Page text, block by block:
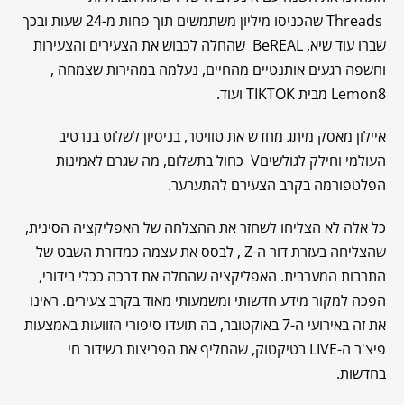
Threads שהכניסו מיליון משתמשים תוך פחות מ-24 שעות ובכך
שברו עוד שיא, BeREAL שהחלה לכבוש את הצעירים והצעירות
וחשפה רגעים אותנטיים מהחיים, נעלמה במהירות שצמחה ,
Lemon8 מבית TIKTOK ועוד.
איילון מאסק מיתג מחדש את טוויטר, בניסיון לשלוט בנרטיב
העולמי וחילק לגולשיםV כחול בתשלום, מה שגרם לאמינות
הפלטפורמה בקרב הצעירם להתערער.
כל אלה לא הצליחו לשחזר את ההצלחה של האפליקציה הסינית,
שהצליחה בעזרת דור ה-Z , לבסס את עצמה כמדורת השבט של
התרבות המערבית. האפליקציה שהחלה את דרכה ככלי בידורי,
הפכה למקור מידע חדשותי ומשמעותי מאוד בקרב צעירים. ראינו
את זה באירועי ה-7 באוקטובר, בה תועדו סיפורי הזוועות באמצעות
פיצ'ר ה-LIVE בטיקטוק, שהחליף את הפריצות בשידור חי
בחדשות.